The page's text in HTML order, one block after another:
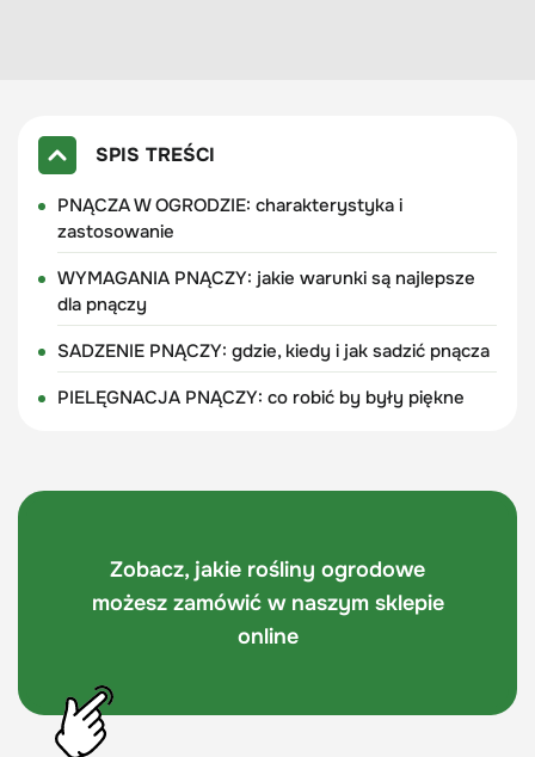
SPIS TREŚCI
PNĄCZA W OGRODZIE: charakterystyka i
zastosowanie
WYMAGANIA PNĄCZY: jakie warunki są najlepsze
dla pnączy
SADZENIE PNĄCZY: gdzie, kiedy i jak sadzić pnącza
PIELĘGNACJA PNĄCZY: co robić by były piękne
Zobacz, jakie rośliny ogrodowe
możesz zamówić w naszym sklepie
online